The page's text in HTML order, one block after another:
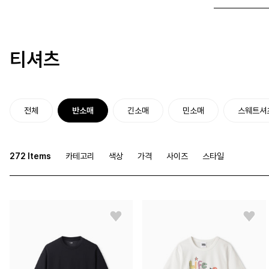
티셔츠
전체 반소매 긴소매 민소매 스웨트셔
272 Items 카테고리 색상 가격 사이즈 스타일